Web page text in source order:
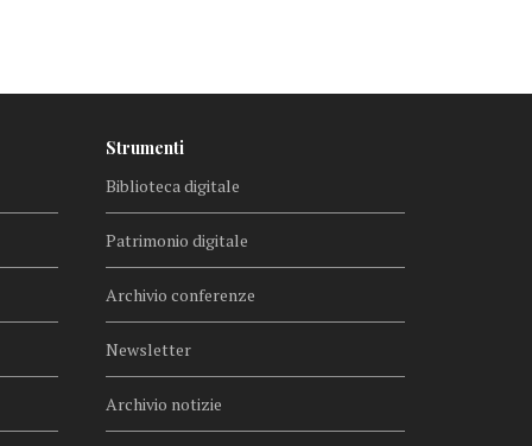
Strumenti
Biblioteca digitale
Patrimonio digitale
Archivio conferenze
Newsletter
Archivio notizie